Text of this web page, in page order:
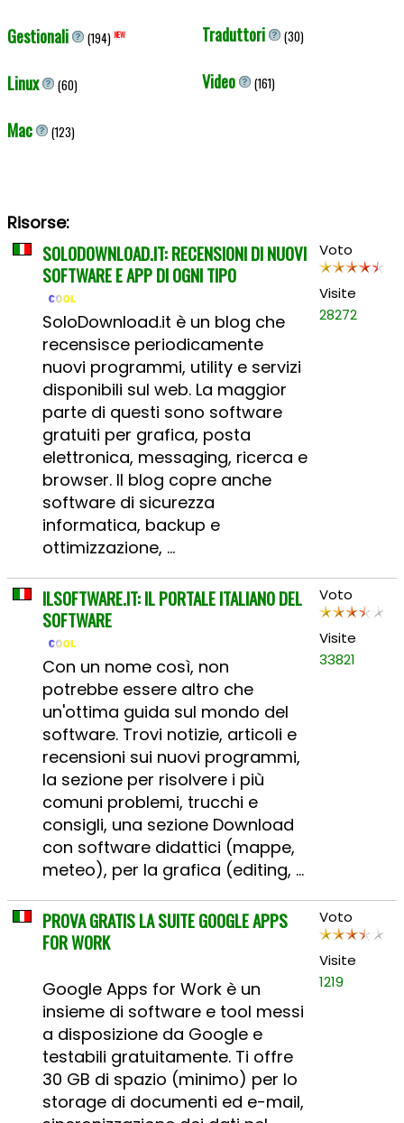
Gestionali (194) NEW
Linux (60)
Mac (123)
Traduttori (30)
Video (161)
Risorse:
SOLODOWNLOAD.IT: RECENSIONI DI NUOVI
SOFTWARE E APP DI OGNI TIPO
SoloDownload.it è un blog che
recensisce periodicamente
nuovi programmi, utility e servizi
disponibili sul web. La maggior
parte di questi sono software
gratuiti per grafica, posta
elettronica, messaging, ricerca e
browser. Il blog copre anche
software di sicurezza
informatica, backup e
ottimizzazione, ...
Voto
Visite
28272
ILSOFTWARE.IT: IL PORTALE ITALIANO DEL
SOFTWARE
Con un nome così, non
potrebbe essere altro che
un'ottima guida sul mondo del
software. Trovi notizie, articoli e
recensioni sui nuovi programmi,
la sezione per risolvere i più
comuni problemi, trucchi e
consigli, una sezione Download
con software didattici (mappe,
meteo), per la grafica (editing, ...
Voto
Visite
33821
PROVA GRATIS LA SUITE GOOGLE APPS
FOR WORK
Google Apps for Work è un
insieme di software e tool messi
a disposizione da Google e
testabili gratuitamente. Ti offre
30 GB di spazio (minimo) per lo
storage di documenti ed e-mail,
Voto
Visite
1219